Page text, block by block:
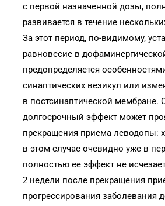
с первой назначенной дозы,
развивается в течение
За этот период, по-видимому,
равновесие в
предопределяется
синаптических везикул или
в постсинаптической мембране.
долгосрочный эффект может
прекращения приема леводопы:
в этом случае очевидно уже в
полностью ее эффект не
2 недели после прекращения
прогрессирования заболевания